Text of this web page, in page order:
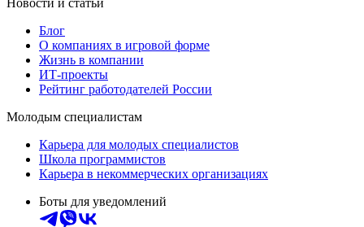
Новости и статьи
Блог
О компаниях в игровой форме
Жизнь в компании
ИТ-проекты
Рейтинг работодателей России
Молодым специалистам
Карьера для молодых специалистов
Школа программистов
Карьера в некоммерческих организациях
Боты для уведомлений